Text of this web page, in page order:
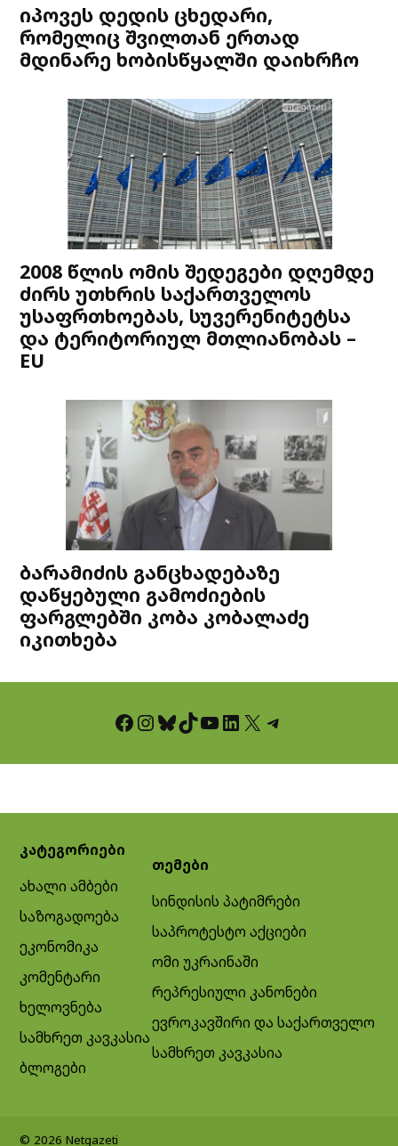
იპოვეს დედის ცხედარი,
რომელიც შვილთან ერთად
მდინარე ხობისწყალში დაიხრჩო
2008 წლის ომის შედეგები დღემდე
ძირს უთხრის საქართველოს
უსაფრთხოებას, სუვერენიტეტსა
და ტერიტორიულ მთლიანობას –
EU
ბარამიძის განცხადებაზე
დაწყებული გამოძიების
ფარგლებში კობა კობალაძე
იკითხება
Facebook InstagramBluesky TikTok YouTube LinkedIn X Telegram
კატეგორიები
ახალი ამბები
საზოგადოება
ეკონომიკა
კომენტარი
ხელოვნება
სამხრეთ კავკასია
ბლოგები
თემები
სინდისის პატიმრები
საპროტესტო აქციები
ომი უკრაინაში
რეპრესიული კანონები
ევროკავშირი და საქართველო
სამხრეთ კავკასია
© 2026 Netgazeti